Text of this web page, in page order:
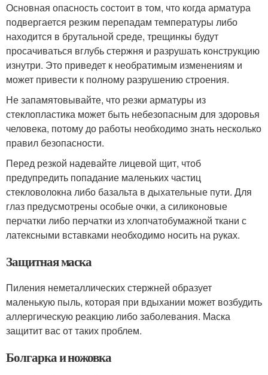
Основная опасность состоит в том, что когда арматура
подвергается резким перепадам температуры либо
находится в брутальной среде, трещинкы будут
просачиваться вглубь стержня и разрушать конструкцию
изнутри. Это приведет к необратимым изменениям и
может привести к полному разрушению строения.
Не запамятовывайте, что резки арматуры из
стеклопластика может быть небезопасным для здоровья
человека, потому до работы необходимо знать несколько
правил безопасности.
Перед резкой надевайте лицевой щит, чтоб
предупредить попадание маленьких частиц
стекловолокна либо базальта в дыхательные пути. Для
глаз предусмотрены особые очки, а силиконовые
перчатки либо перчатки из хлопчатобумажной ткани с
латексными вставками необходимо носить на руках.
Защитная маска
Пиления неметаллических стержней образует
маленькую пыль, которая при вдыхании может возбудить
аллергическую реакцию либо заболевания. Маска
защитит вас от таких проблем.
Болгарка и ножовка